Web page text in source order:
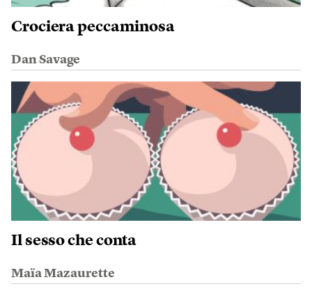
Crociera peccaminosa
Dan Savage
Il sesso che conta
Maïa Mazaurette